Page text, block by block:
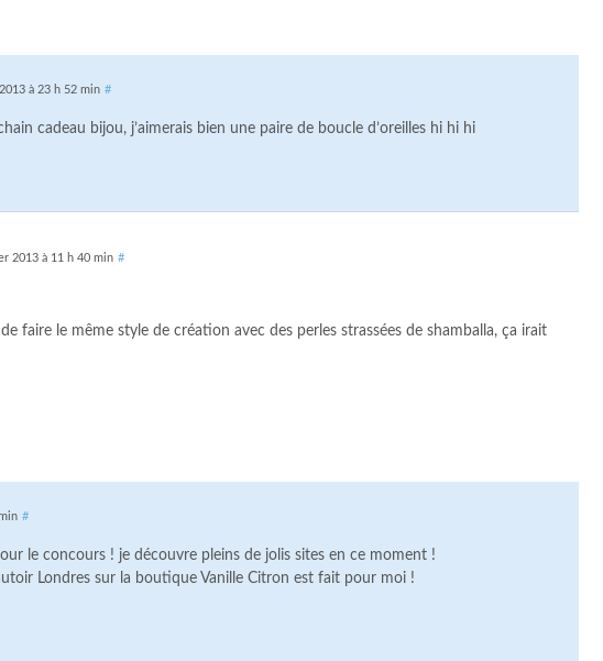
à 23 h 52 min #
cadeau bijou, j’aimerais bien une paire de boucle d’oreilles hi hi hi
2013 à 11 h 40 min #
faire le même style de création avec des perles strassées de shamballa, ça irait
#
le concours ! je découvre pleins de jolis sites en ce moment !
Londres sur la boutique Vanille Citron est fait pour moi !